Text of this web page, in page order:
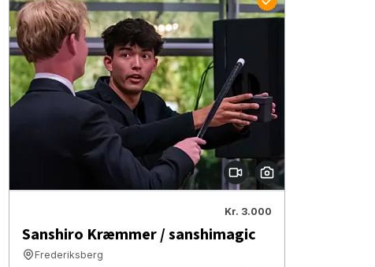
Kr. 3.000
Sanshiro Kræmmer / sanshimagic
Frederiksberg